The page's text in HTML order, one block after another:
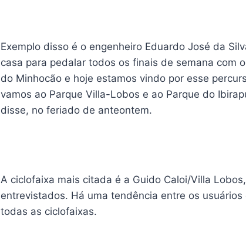
Exemplo disso é o engenheiro Eduardo José da
casa para pedalar todos os finais de semana com
do Minhocão e hoje estamos vindo por esse
vamos ao Parque Villa-Lobos e ao Parque do
disse, no feriado de anteontem.
A ciclofaixa mais citada é a Guido Caloi/Villa
entrevistados. Há uma tendência entre os
todas as ciclofaixas.